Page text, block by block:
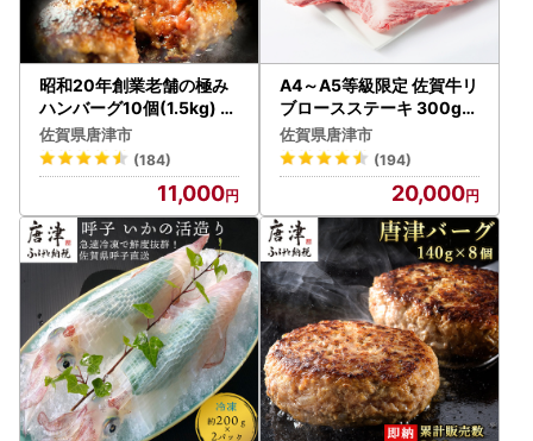
昭和20年創業老舗の極み
ハンバーグ10個(1.5kg) ハ
ンバーグ
佐賀県唐津市
(184)
11,000
A4～A5等級限定 佐賀牛リ
ブロースステーキ 300g×
2枚(合計600g) ステーキ
佐賀県唐津市
(194)
20,000